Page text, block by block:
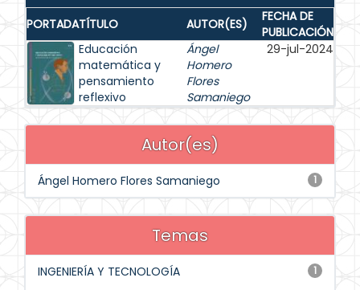
PORTADATÍTULO AUTOR(ES)
FECHA DE
PUBLICACIÓN
Educación
matemática y
pensamiento
reflexivo
Ángel
Homero
Flores
Samaniego
29-jul-2024
Autor(es)
1
Ángel Homero Flores Samaniego
Temas
1
INGENIERÍA Y TECNOLOGÍA